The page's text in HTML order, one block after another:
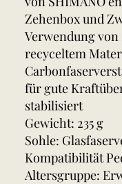
Zehenbox und
Verwendung von
recyceltem
für gute
stabilisiert
Gewicht: 235 g
Sohle:
Kompatibilität
Altersgruppe: